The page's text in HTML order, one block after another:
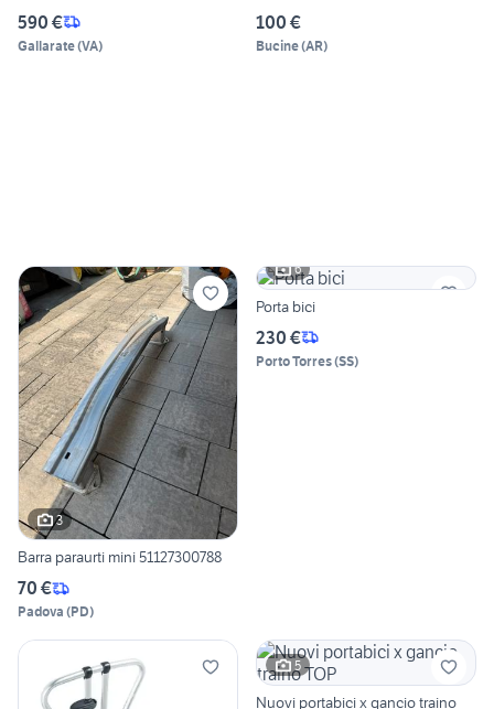
590 €
Gallarate(VA)
100 €
Bucine(AR)
3
Barra paraurti mini 51127300788
70 €
Padova (PD)
6
Porta bici
230 €
Porto Torres(SS)
5
Nuovi portabici x gancio traino